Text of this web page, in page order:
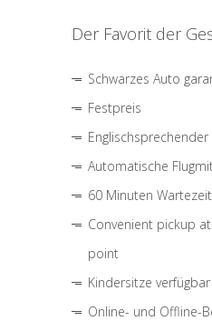
Der Favorit der
Schwarzes Auto
Festpreis
Englischsprechender
Automatische
60 Minuten
Convenient pickup
point
Kindersitze
Online- und Offline-